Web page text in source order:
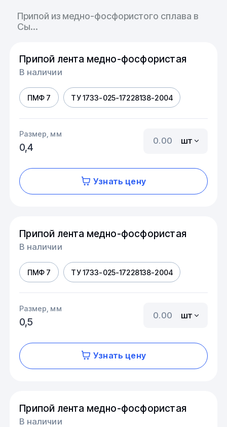
Припой из медно-фосфористого сплава в
Сы...
Припой лента медно-фосфористая
В наличии
ПМФ 7 ТУ 1733-025-17228138-2004
Размер, мм
0,4
шт
Узнать цену
Припой лента медно-фосфористая
В наличии
ПМФ 7 ТУ 1733-025-17228138-2004
Размер, мм
0,5
шт
Узнать цену
Припой лента медно-фосфористая
В наличии